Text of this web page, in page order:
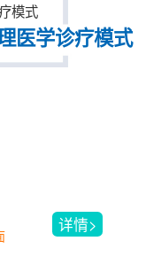
模式
医学诊疗模式
详情>